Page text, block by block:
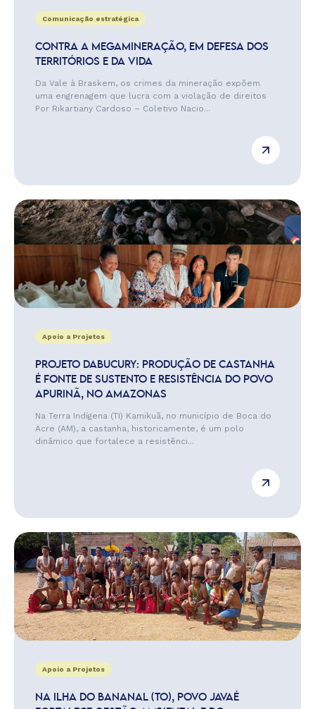
Comunicação estratégica
CONTRA A MEGAMINERAÇÃO, EM DEFESA DOS
TERRITÓRIOS E DA VIDA
Da Vale à Braskem, os crimes da mineração expõem
uma engrenagem que lucra com a violação de direitos
Por Rikartiany Cardoso – Coletivo Nacio...
Apoio a Projetos
PROJETO DABUCURY: PRODUÇÃO DE CASTANHA
É FONTE DE SUSTENTO E RESISTÊNCIA DO POVO
APURINÃ, NO AMAZONAS
Na Terra Indígena (TI) Kamikuã, no município de Boca do
Acre (AM), a castanha, historicamente, é um polo
dinâmico que fortalece a resistênci...
Apoio a Projetos
NA ILHA DO BANANAL (TO), POVO JAVAÉ